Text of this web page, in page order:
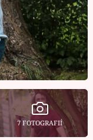
7 FOTOGRAFIÍ